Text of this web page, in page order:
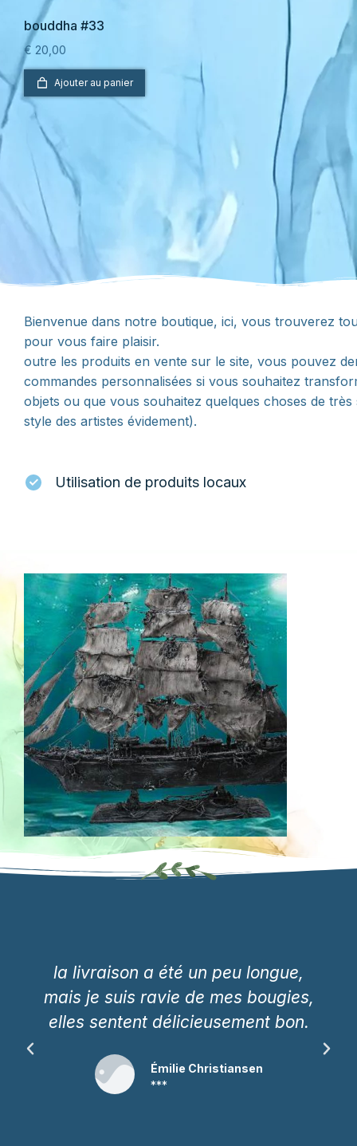
bouddha #33
€ 20,00
Ajouter au panier
Bienvenue dans notre boutique, ici, vous trouverez
pour vous faire plaisir.
outre les produits en vente sur le site, vous pouvez
commandes personnalisées si vous souhaitez
objets ou que vous souhaitez quelques choses de très
style des artistes évidement).
Utilisation de produits locaux
la livraison a été un peu longue,
mais je suis ravie de mes bougies,
elles sentent délicieusement bon.
Émilie Christiansen
***